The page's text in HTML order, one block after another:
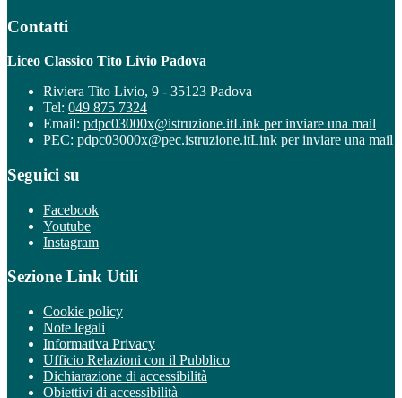
Contatti
Liceo Classico Tito Livio Padova
Riviera Tito Livio, 9 - 35123 Padova
Tel: 049 875 7324
Email: pdpc03000x@istruzione.itLink per inviare una mail
PEC: pdpc03000x@pec.istruzione.itLink per inviare una mail
Seguici su
Facebook
Youtube
Instagram
Sezione Link Utili
Cookie policy
Note legali
Informativa Privacy
Ufficio Relazioni con il Pubblico
Dichiarazione di accessibilità
Obiettivi di accessibilità